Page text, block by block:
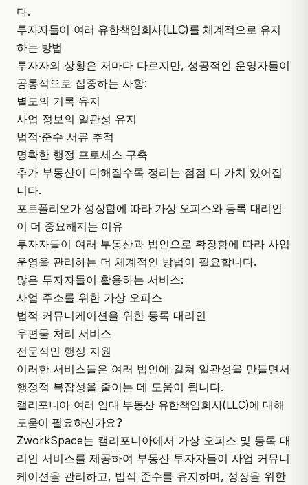
다.
투자자들이 여러 유한책임회사(LLC)를 체계적으로 유지
하는 방법
투자자의 상황은 저마다 다르지만, 성공적인 운영자들이
공통적으로 집중하는 사항:
별도의 기록 유지
사업 정보의 일관성 유지
법적·준수 서류 추적
명확한 행정 프로세스 구축
추가 부동산이 더해질수록 정리는 점점 더 가치 있어집
니다.
포트폴리오가 성장함에 따라 가상 오피스와 등록 대리인
이 더 중요해지는 이유
투자자들이 여러 부동산과 법인으로 확장함에 따라 사업
운영을 관리하는 더 체계적인 방법이 필요합니다.
많은 투자자들이 활용하는 서비스:
사업 주소를 위한 가상 오피스
법적 커뮤니케이션을 위한 등록 대리인
우편물 처리 서비스
전문적인 행정 지원
이러한 서비스들은 여러 법인에 걸쳐 일관성을 만들면서
행정적 복잡성을 줄이는 데 도움이 됩니다.
캘리포니아 여러 임대 부동산 유한책임회사(LLC)에 대해
도움이 필요하신가요?
ZworkSpace는 캘리포니아에서 가상 오피스 및 등록 대
리인 서비스를 제공하여 부동산 투자자들이 사업 커뮤니
케이션을 관리하고, 법적 준수를 유지하며, 성장을 위한